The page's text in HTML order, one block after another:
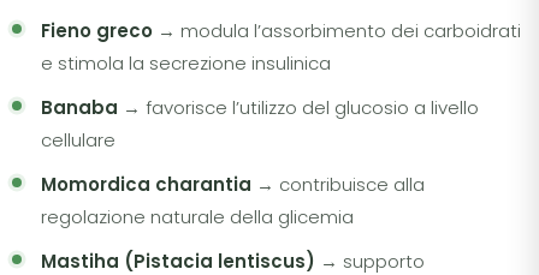
Fieno greco → modula l’assorbimento dei carboidrati
e stimola la secrezione insulinica
Banaba → favorisce l’utilizzo del glucosio a livello
cellulare
Momordica charantia → contribuisce alla
regolazione naturale della glicemia
Mastiha (Pistacia lentiscus) → supporto